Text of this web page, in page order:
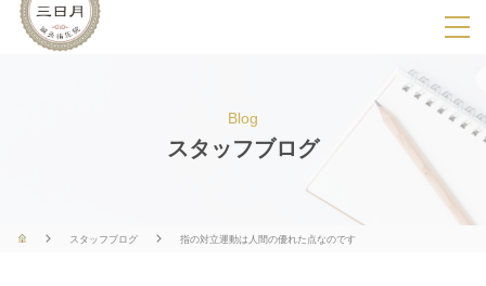
SPメニ
ー
展
用
ボ
Blog
スタッフブログ
スタッフブログ 指の対立運動は人間の優れた点なのです